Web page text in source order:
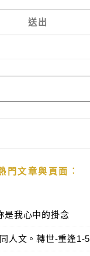
門文章與頁面︰
是我心中的掛念
人文。轉世-重逢1-5